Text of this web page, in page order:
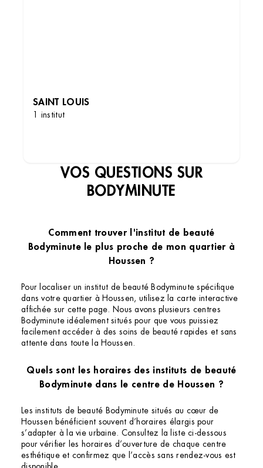
SAINT LOUIS
1 institut
VOS QUESTIONS SUR
BODYMINUTE
Comment trouver l'institut de beauté
Bodyminute le plus proche de mon quartier à
Houssen ?
Pour localiser un institut de beauté Bodyminute spécifique
dans votre quartier à Houssen, utilisez la carte interactive
affichée sur cette page. Nous avons plusieurs centres
Bodyminute idéalement situés pour que vous puissiez
facilement accéder à des soins de beauté rapides et sans
attente dans toute la Houssen.
Quels sont les horaires des instituts de beauté
Bodyminute dans le centre de Houssen ?
Les instituts de beauté Bodyminute situés au cœur de
Houssen bénéficient souvent d’horaires élargis pour
s’adapter à la vie urbaine. Consultez la liste ci-dessous
pour vérifier les horaires d’ouverture de chaque centre
esthétique et confirmez que l’accès sans rendez-vous est